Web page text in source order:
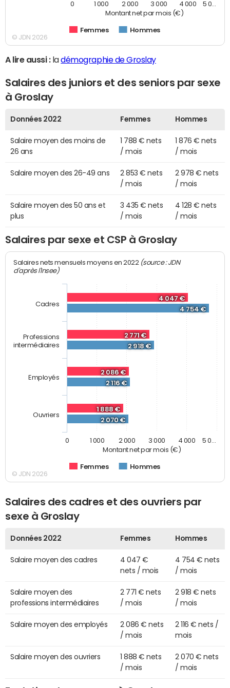
Montant net par mois (€)
Femmes Hommes
0 1 000 2 000 3 000 4 000 5 0…
© JDN 2026
A lire aussi :ladémographie de Groslay
Salaires des juniors et des seniors par sexe
à Groslay
Données 2022 Femmes Hommes
Salaire moyen des moins de
26 ans
1 788 € nets
/ mois
1 876 € nets
/ mois
Salaire moyen des 26-49 ans
2 853 € nets
/ mois
2 978 € nets
/ mois
Salaire moyen des 50 ans et
plus
3 435 € nets
/ mois
4 128 € nets
/ mois
Salaires par sexe et CSP à Groslay
Montant net par mois (€)
Salaires nets mensuels moyens en 2022 (source : JDN
d'après l'Insee)
4 047 €
2 771 €
2 086 €
1 888 €
4 754 €
2 918 €
2 116 €
2 070 €
Femmes Hommes
Cadres
Professions
intermédiaires
Employés
Ouvriers
0 1 000 2 000 3 000 4 000 5 0…
© JDN 2026
Salaires des cadres et des ouvriers par
sexe à Groslay
Données 2022 Femmes Hommes
Salaire moyen des cadres
4 047 €
nets / mois
4 754 € nets
/ mois
Salaire moyen des
professions intermédiaires
2 771 € nets
/ mois
2 918 € nets
/ mois
Salaire moyen des employés
2 086 € nets
/ mois
2 116 € nets /
mois
Salaire moyen des ouvriers
1 888 € nets
/ mois
2 070 € nets
/ mois